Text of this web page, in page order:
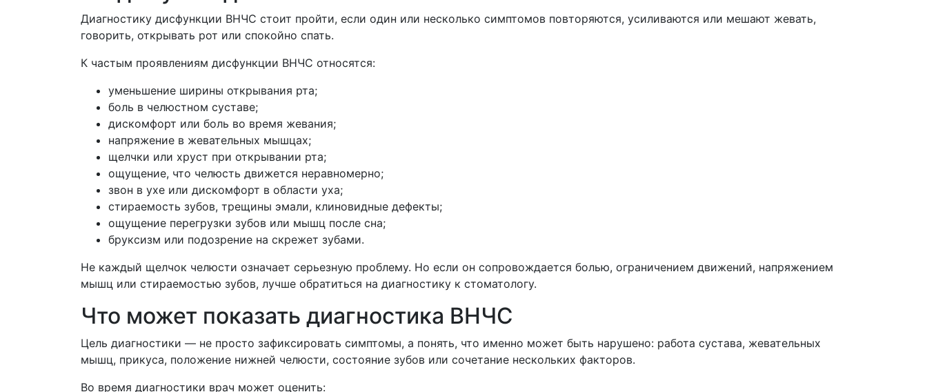
Диагностику дисфункции ВНЧС стоит пройти, если один или несколько симптомов повторяются, усиливаются или мешают жевать,
говорить, открывать рот или спокойно спать.
К частым проявлениям дисфункции ВНЧС относятся:
уменьшение ширины открывания рта;
боль в челюстном суставе;
дискомфорт или боль во время жевания;
напряжение в жевательных мышцах;
щелчки или хруст при открывании рта;
ощущение, что челюсть движется неравномерно;
звон в ухе или дискомфорт в области уха;
стираемость зубов, трещины эмали, клиновидные дефекты;
ощущение перегрузки зубов или мышц после сна;
бруксизм или подозрение на скрежет зубами.
Не каждый щелчок челюсти означает серьезную проблему. Но если он сопровождается болью, ограничением движений, напряжением
мышц или стираемостью зубов, лучше обратиться на диагностику к стоматологу.
Что может показать диагностика ВНЧС
Цель диагностики — не просто зафиксировать симптомы, а понять, что именно может быть нарушено: работа сустава, жевательных
мышц, прикуса, положение нижней челюсти, состояние зубов или сочетание нескольких факторов.
Во время диагностики врач может оценить: